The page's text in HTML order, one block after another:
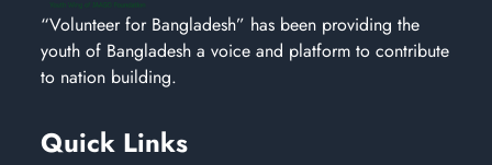
“Volunteer for Bangladesh” has been providing the
youth of Bangladesh a voice and platform to contribute
to nation building.
Quick Links